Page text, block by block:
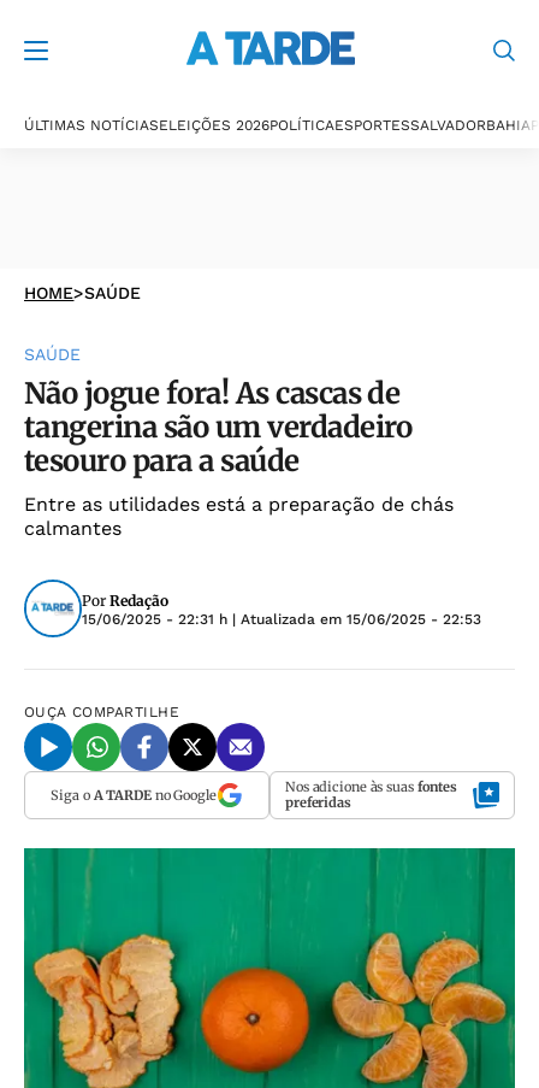
ÚLTIMAS NOTÍCIASELEIÇÕES 2026POLÍTICAESPORTESSALVADORBAHIA
HOME>SAÚDE
SAÚDE
Não jogue fora! As cascas de
tangerina são um verdadeiro
tesouro para a saúde
Entre as utilidades está a preparação de chás
calmantes
Por Redação
15/06/2025 - 22:31 h | Atualizada em 15/06/2025 - 22:53
OUÇA COMPARTILHE
Siga o A TARDEno Google Nos adicione às suas fontes
preferidas